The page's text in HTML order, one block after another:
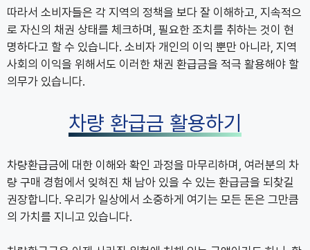
따라서 소비자들은 각 지역의 정책을 보다 잘 이해하고, 지속적으
로 자신의 채권 상태를 체크하며, 필요한 조치를 취하는 것이 현
명하다고 할 수 있습니다. 소비자 개인의 이익 뿐만 아니라, 지역
사회의 이익을 위해서도 이러한 채권 환급금을 적극 활용해야 할
의무가 있습니다.
차량 환급금 활용하기
차량환급금에 대한 이해와 확인 과정을 마무리하며, 여러분의 차
량 구매 경험에서 잊혀진 채 남아 있을 수 있는 환급금을 되찾길
권장합니다. 우리가 일상에서 소중하게 여기는 모든 돈은 그만큼
의 가치를 지니고 있습니다.